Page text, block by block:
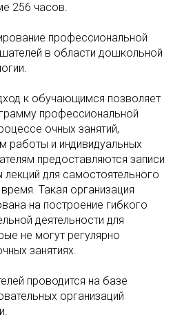
256 часов.
профессиональной
в области дошкольной
к обучающимся позволяет
профессиональной
очных занятий,
работы и индивидуальных
предоставляются записи
лекций для самостоятельного
Такая организация
на построение гибкого
деятельности для
не могут регулярно
занятиях.
проводится на базе
организаций